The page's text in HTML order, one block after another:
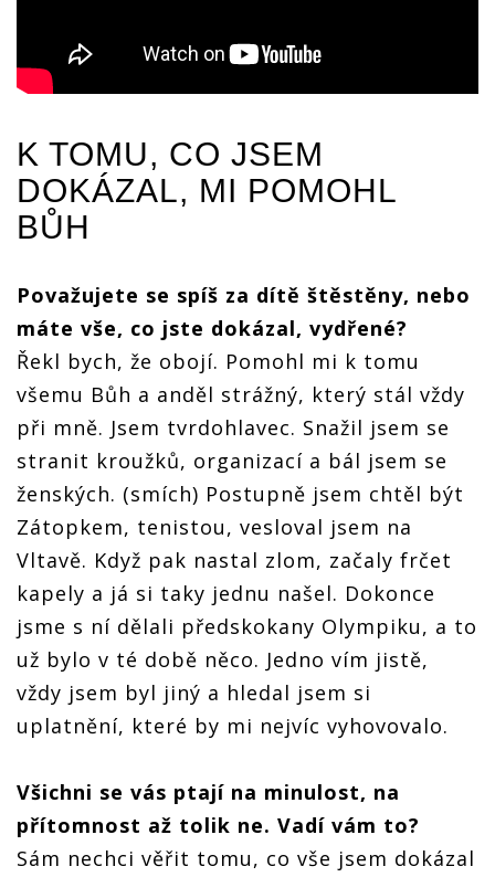
K TOMU, CO JSEM
DOKÁZAL, MI POMOHL
BŮH
Považujete se spíš za dítě štěstěny, nebo
máte vše, co jste dokázal, vydřené?
Řekl bych, že obojí. Pomohl mi k tomu
všemu Bůh a anděl strážný, který stál vždy
při mně. Jsem tvrdohlavec. Snažil jsem se
stranit kroužků, organizací a bál jsem se
ženských. (smích) Postupně jsem chtěl být
Zátopkem, tenistou, vesloval jsem na
Vltavě. Když pak nastal zlom, začaly frčet
kapely a já si taky jednu našel. Dokonce
jsme s ní dělali předskokany Olympiku, a to
už bylo v té době něco. Jedno vím jistě,
vždy jsem byl jiný a hledal jsem si
uplatnění, které by mi nejvíc vyhovovalo.
Všichni se vás ptají na minulost, na
přítomnost až tolik ne. Vadí vám to?
Sám nechci věřit tomu, co vše jsem dokázal